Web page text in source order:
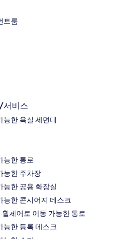
트룸
서비스
능한 욕실 세면대
능한 통로
능한 주차장
능한 공용 화장실
능한 콘시어지 데스크
체어로 이동 가능한 통로
능한 등록 데스크